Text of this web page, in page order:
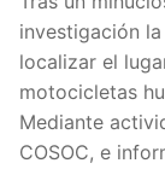
investigación
localizar el
motocicletas
Mediante
COSOC, e